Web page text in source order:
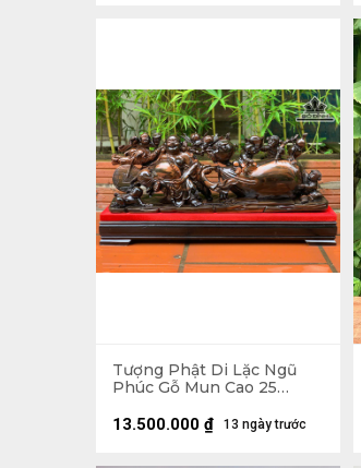
Tượng Phật Di Lặc Ngũ
Phúc Gỗ Mun Cao 25
13 ngày trước
13.500.000 ₫